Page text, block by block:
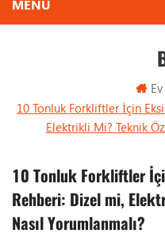
Ev
10 Tonluk Forkliftler İçin
Elektrikli Mi? Teknik
10 Tonluk Forkliftler
Rehberi: Dizel mi,
Nasıl Yorumlanmalı?